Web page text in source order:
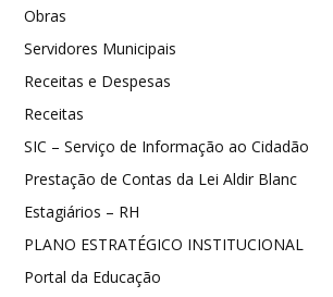
Obras
Servidores Municipais
Receitas e Despesas
Receitas
SIC – Serviço de Informação ao Cidadão
Prestação de Contas da Lei Aldir Blanc
Estagiários – RH
PLANO ESTRATÉGICO INSTITUCIONAL
Portal da Educação